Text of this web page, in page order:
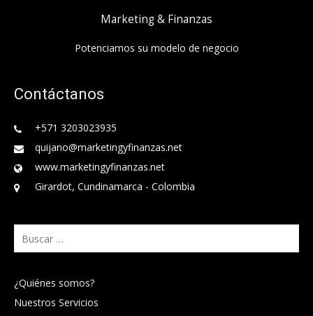
Marketing & Finanzas
Potenciamos su modelo de negocio
Contáctanos
+571 3203023935
quijano@marketingyfinanzas.net
www.marketingyfinanzas.net
Girardot, Cundinamarca - Colombia
Buscar:
¿Quiénes somos?
Nuestros Servicios